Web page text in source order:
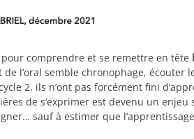
comprendre et se remettre en tête
de l’oral semble chronophage, écouter
2, ils n’ont pas forcément fini
de s’exprimer est devenu un enjeu
sauf à estimer que